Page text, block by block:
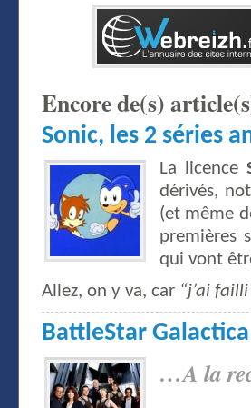
Encore de(s)
Sonic, les 2 séries
La licence
dérivés,
(et même
premières
qui vont
Allez, on y va, car “j’ai
BattleStar Galactica
…A la